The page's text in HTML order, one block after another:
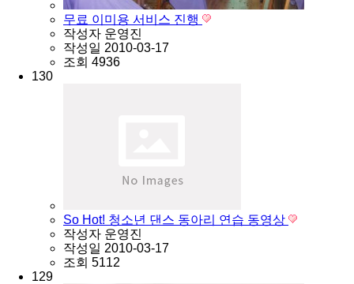
무료 이미용 서비스 진행
작성자 운영진
작성일 2010-03-17
조회 4936
130
So Hot! 청소년 댄스 동아리 연습 동영상
작성자 운영진
작성일 2010-03-17
조회 5112
129